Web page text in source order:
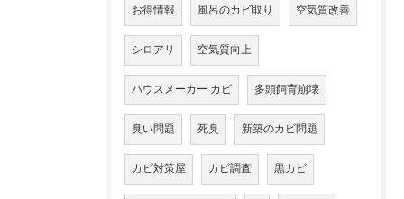
お得情報 風呂のカビ取り 空気質改善
シロアリ 空気質向上
ハウスメーカー カビ 多頭飼育崩壊
臭い問題 死臭 新築のカビ問題
カビ対策屋 カビ調査 黒カビ